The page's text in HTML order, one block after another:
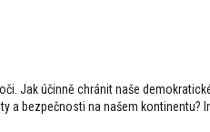
Jak účinně chránit naše
a bezpečnosti na našem kontinentu?